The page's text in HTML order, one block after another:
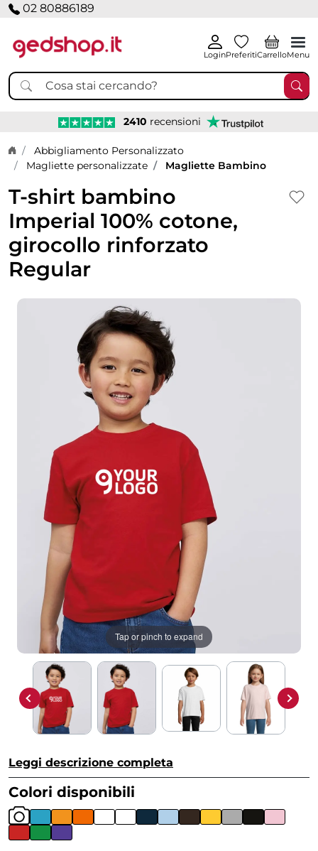
02 80886189
LoginPreferitiCarrelloMenu
2410 recensioni
Home page
Abbigliamento Personalizzato
Magliette personalizzate
Magliette Bambino
T-shirt bambino
Imperial 100% cotone,
girocollo rinforzato
Regular
Tap or pinch to expand
Leggi descrizione completa
Colori disponibili